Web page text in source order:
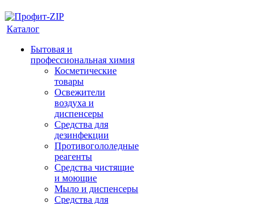
Каталог
Бытовая и
профессиональная химия
Косметические
товары
Освежители
воздуха и
диспенсеры
Средства для
дезинфекции
Противогололедные
реагенты
Средства чистящие
и моющие
Мыло и диспенсеры
Средства для